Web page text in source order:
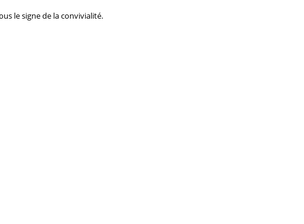
le signe de la convivialité.